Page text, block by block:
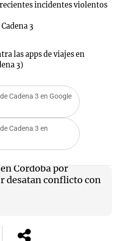
incidentes violentos
3
las apps de viajes en
3)
Cadena 3 en Google
Cadena 3 en
Córdoba por
desatan conflicto con
La Sole en
Cadena 3